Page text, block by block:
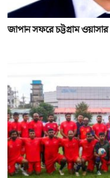
জাপান সফরে চট্টগ্রাম